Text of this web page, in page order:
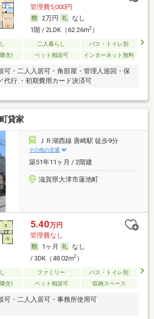
管理費5,000円
2万円
なし
1階 / 2LDK（62.26m2）
二人暮らし
バス・トイレ別
含)
ペット相談可 インターネット無料
可・二人入居可・角部屋・管理人巡回・保
代行 ・初期費用カード決済可
貸家
ＪＲ湖西線 唐崎駅 徒歩9分
その他の交通
築51年11ヶ月 / 2階建
滋賀県大津市蓮池町
5.40万円
管理費なし
1ヶ月
なし
/ 3DK（48.02m2）
ファミリー
バス・トイレ別
含)
ペット相談可 収納スペース
可・二人入居可・事務所使用可